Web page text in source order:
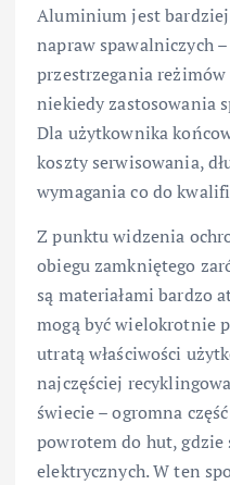
Aluminium jest bardziej
napraw spawalniczych –
przestrzegania
niekiedy zastosowania
Dla użytkownika
koszty serwisowania,
wymagania co do
Z punktu widzenia
obiegu zamkniętego
są materiałami bardzo
mogą być wielokrotnie
utratą właściwości
najczęściej
świecie – ogromna
powrotem do hut, gdzie
elektrycznych. W ten